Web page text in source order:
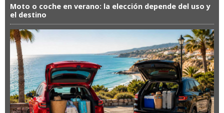
Moto o coche en verano: la elección depende del uso y
el destino